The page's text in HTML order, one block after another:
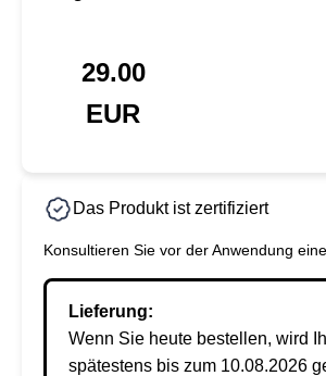
29.00
EUR
Das Produkt ist zertifiziert
Konsultieren Sie vor der Anwendung
Lieferung:
Wenn Sie heute bestellen, wird
spätestens bis zum 10.08.2026